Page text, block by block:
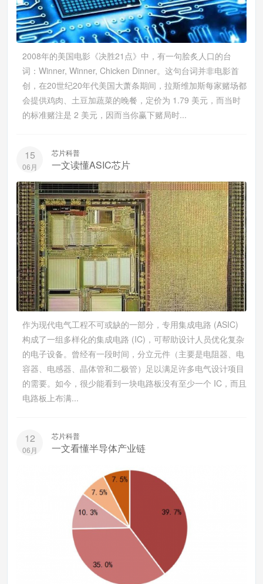
2008年的美国电影《决胜21点》中，有一句脍炙人口的台
词：Winner, Winner, Chicken Dinner。这句台词并非电影首
创，在20世纪20年代美国大萧条期间，拉斯维加斯每家赌场都
会提供鸡肉、土豆加蔬菜的晚餐，定价为 1.79 美元，而当时
的标准赌注是 2 美元，因而当你赢下赌局时...
15
06月
芯片科普
一文读懂ASIC芯片
作为现代电气工程不可或缺的一部分，专用集成电路 (ASIC)
构成了一组多样化的集成电路 (IC)，可帮助设计人员优化复杂
的电子设备。曾经有一段时间，分立元件（主要是电阻器、电
容器、电感器、晶体管和二极管）足以满足许多电气设计项目
的需要。如今，很少能看到一块电路板没有至少一个 IC，而且
电路板上布满...
12
06月
芯片科普
一文看懂半导体产业链